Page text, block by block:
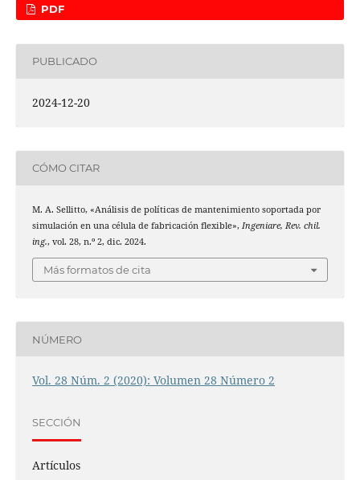
PDF
PUBLICADO
2024-12-20
CÓMO CITAR
M. A. Sellitto, «Análisis de políticas de mantenimiento soportada por
simulación en una célula de fabricación flexible», Ingeniare, Rev. chil.
ing., vol. 28, n.º 2, dic. 2024.
Más formatos de cita
NÚMERO
Vol. 28 Núm. 2 (2020): Volumen 28 Número 2
SECCIÓN
Artículos